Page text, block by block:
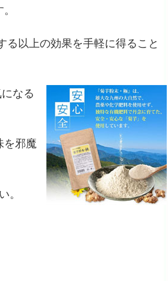
る以上の効果を手軽に得ること
なる
を邪魔
。